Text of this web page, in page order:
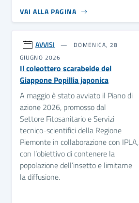
VAI ALLA PAGINA
AVVISI
DOMENICA, 28
GIUGNO 2026
Il coleottero scarabeide del
Giappone Popillia japonica
A maggio è stato avviato il Piano di
azione 2026, promosso dal
Settore Fitosanitario e Servizi
tecnico-scientifici della Regione
Piemonte in collaborazione con IPLA,
con l’obiettivo di contenere la
popolazione dell’insetto e limitarne
la diffusione.